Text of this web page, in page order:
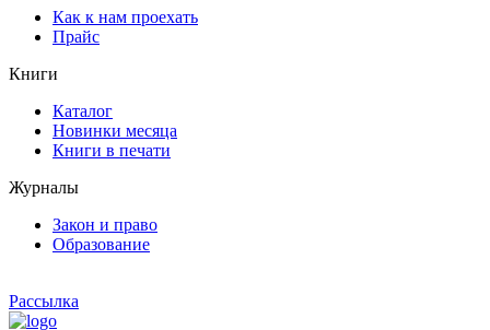
Как к нам проехать
Прайс
Книги
Каталог
Новинки месяца
Книги в печати
Журналы
Закон и право
Образование
Рассылка